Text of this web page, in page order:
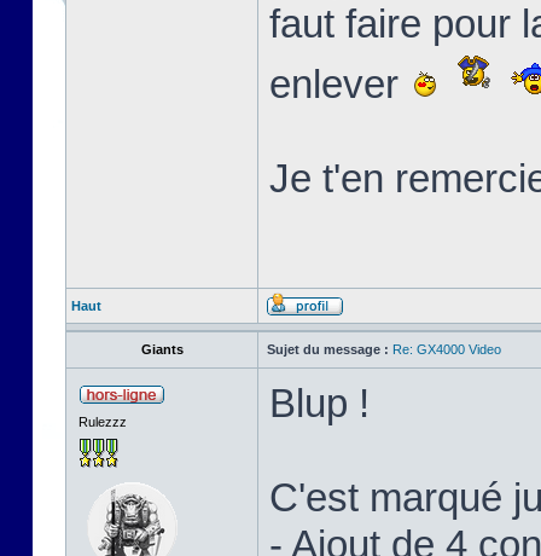
faut faire pour
enlever
Je t'en
Haut
Giants Sujet du message : Re: GX4000 Video
Rulezzz Blup !
C'est marqué
- Ajout de 4